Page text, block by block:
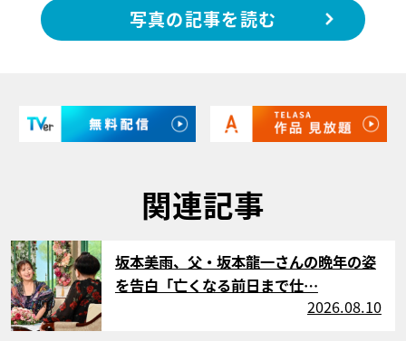
写真の記事を読む
関連記事
サムネイル
坂本美雨、父・坂本龍一さんの晩年の姿
を告白「亡くなる前日まで仕…
2026.08.10